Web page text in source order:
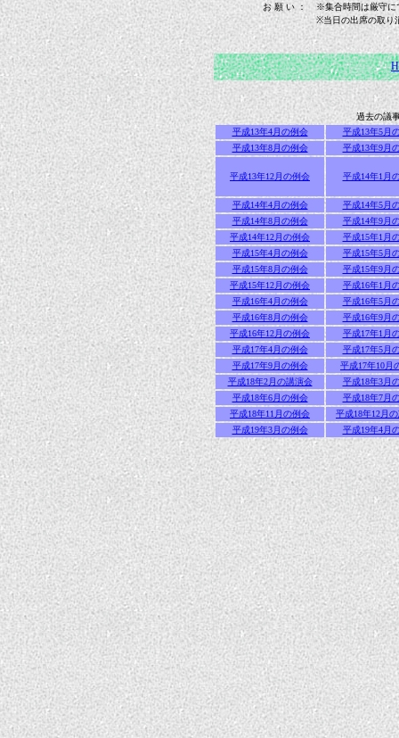
お 願 い ：
※集合時間は厳守に
※当日の出席の取り
過去の議
平成13年4月の例会
平成13年5月
平成13年8月の例会
平成13年9月
平成13年12月の例会 平成14年1月
平成14年4月の例会
平成14年5月
平成14年8月の例会
平成14年9月
平成14年12月の例会
平成15年1月
平成15年4月の例会
平成15年5月
平成15年8月の例会
平成15年9月
平成15年12月の例会
平成16年1月
平成16年4月の例会
平成16年5月
平成16年8月の例会
平成16年9月
平成16年12月の例会
平成17年1月
平成17年4月の例会
平成17年5月
平成17年9月の例会
平成17年10月
平成18年2月の講演会
平成18年3月
平成18年6月の例会
平成18年7月
平成18年11月の例会
平成18年12月
平成19年3月の例会
平成19年4月